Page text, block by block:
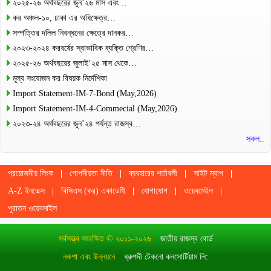
২০২৫-২৬ অর্থবছরের জুন’২৬ মাস এবং…
কর অঞ্চল-১০, ঢাকা এর অধিক্ষেত্র…
সম্পত্তির দলিল নিবন্ধনের ক্ষেত্রে দানকর…
২০২৩-২০২৪ করবর্ষের স্বাভাবিক ব্যক্তি শ্রেণির…
২০২৫-২৬ অর্থবছরের জুলাই’২৫ মাস থেকে…
মূল্য সংযোজন কর বিষয়ক নির্দেশিকা
Import Statement-IM-7-Bond (May,2026)
Import Statement-IM-4-Commecial (May,2026)
২০২৩-২৪ অর্থবছরের জুন’২৪ পর্যন্ত রাজস্ব…
সকল..
প্রয়োজনীয় লিংক গোপনীয়তা নীতি ব্যবহারের শর্তাবলী
সাইট ম্যাপ
A-Z ইনডেক্স
বিসিএস (কর) একাডেমী যোগাযোগ
ওয়েবমেইল
পুরাতন ওয়েবমাইল
সর্বসত্ত্ব সংরক্ষিত © ২০১১-২০২৬ জাতীয় রাজস্ব বোর্ড
নকশা এবং উন্নয়নে ধ্রুপদী টেকনো কনসোর্টিয়াম লি: